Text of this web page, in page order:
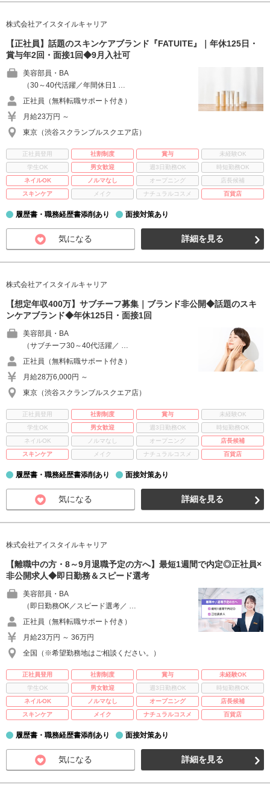
株式会社アイスタイルキャリア
【正社員】話題のスキンケアブランド『FATUITE』｜年休125日・
賞与年2回・面接1回◆9月入社可
美容部員・BA
（30～40代活躍／年間休日1 …
正社員（無料転職サポート付き）
月給23万円 ～
東京（渋谷スクランブルスクエア店）
正社員登用 社割制度 賞与
未経験OK
学生OK
男女歓迎 週3日勤務OK
時短勤務OK
ネイルOK
ノルマなし オープニング
店長候補
スキンケア
メイク ナチュラルコスメ 百貨店
履歴書・職務経歴書添削あり 面接対策あり
気になる 詳細を見る
株式会社アイスタイルキャリア
【想定年収400万】サブチーフ募集｜ブランド非公開◆話題のスキ
ンケアブランド◆年休125日・面接1回
美容部員・BA
（サブチーフ30～40代活躍／ …
正社員（無料転職サポート付き）
月給28万6,000円 ～
東京（渋谷スクランブルスクエア店）
正社員登用 社割制度 賞与
未経験OK
学生OK
男女歓迎 週3日勤務OK
時短勤務OK
ネイルOK
ノルマなし オープニング
店長候補
スキンケア
メイク ナチュラルコスメ 百貨店
履歴書・職務経歴書添削あり 面接対策あり
気になる 詳細を見る
株式会社アイスタイルキャリア
【離職中の方・8～9月退職予定の方へ】最短1週間で内定◎正社員×
非公開求人◆即日勤務＆スピード選考
美容部員・BA
（即日勤務OK／スピード選考／ …
正社員（無料転職サポート付き）
月給23万円 ～ 36万円
全国（※希望勤務地はご相談ください。）
正社員登用 社割制度 賞与
未経験OK
学生OK
男女歓迎 週3日勤務OK
時短勤務OK
ネイルOK
ノルマなし オープニング
店長候補
スキンケア
メイク ナチュラルコスメ 百貨店
履歴書・職務経歴書添削あり 面接対策あり
気になる 詳細を見る